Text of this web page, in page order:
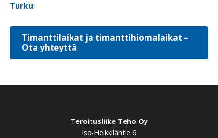
Turku.
Timanttilaikat ja timanttihiomalaikat –
Ota yhteyttä
Teroitusliike Teho Oy
Iso-Heikkiläntie 6